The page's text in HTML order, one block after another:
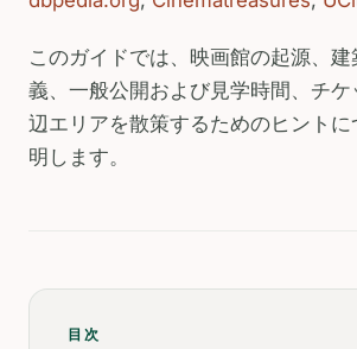
このガイドでは、映画館の起源、
義、一般公開および見学時間、チ
辺エリアを散策するためのヒントに
明します。
目次